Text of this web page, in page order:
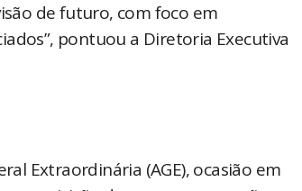
de futuro, com foco em
pontuou a Diretoria Executiva
Extraordinária (AGE), ocasião em